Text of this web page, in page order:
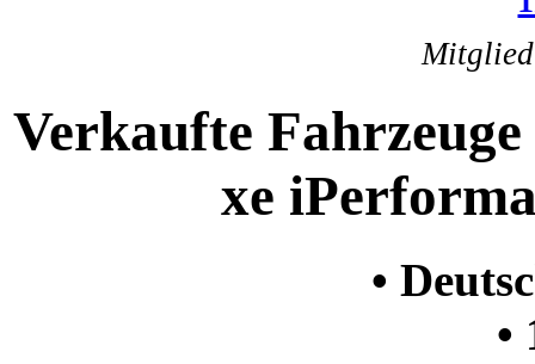
Verkaufte
xe
•
•